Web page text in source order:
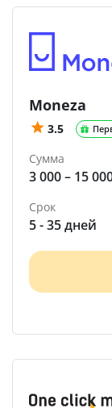
Moneza
3.5
Сумма
3 000 – 15
Срок
5 - 35 дней